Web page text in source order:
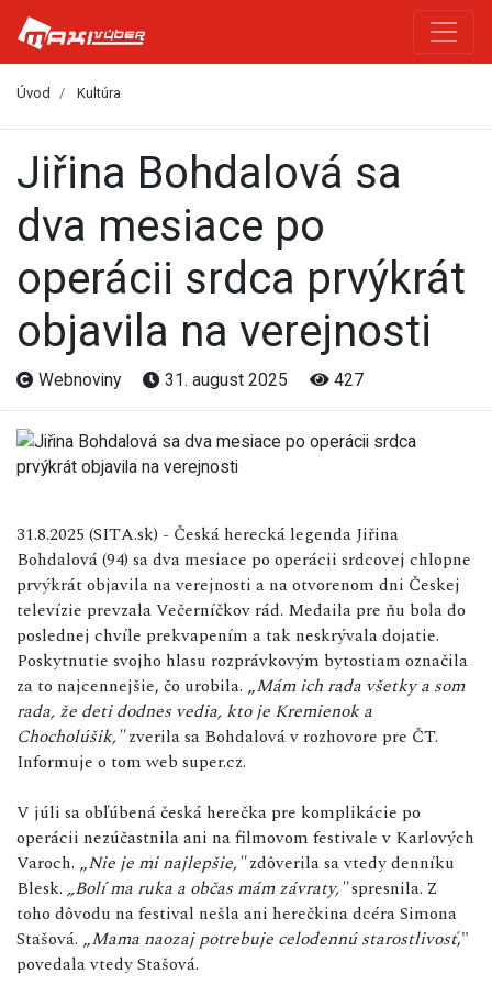
Úvod Kultúra
Jiřina Bohdalová sa
dva mesiace po
operácii srdca prvýkrát
objavila na verejnosti
Webnoviny 31. august 2025 427
31.8.2025 (SITA.sk) - Česká herecká legenda Jiřina
Bohdalová (94) sa dva mesiace po operácii srdcovej chlopne
prvýkrát objavila na verejnosti a na otvorenom dni Českej
televízie prevzala Večerníčkov rád. Medaila pre ňu bola do
poslednej chvíle prekvapením a tak neskrývala dojatie.
Poskytnutie svojho hlasu rozprávkovým bytostiam označila
za to najcennejšie, čo urobila. „Mám ich rada všetky a som
rada, že deti dodnes vedia, kto je Kremienok a
Chocholúšik,"zverila sa Bohdalová v rozhovore pre ČT.
Informuje o tom web super.cz.
V júli sa obľúbená česká herečka pre komplikácie po
operácii nezúčastnila ani na filmovom festivale v Karlových
Varoch. „Nie je mi najlepšie,"zdôverila sa vtedy denníku
Blesk. „Bolí ma ruka a občas mám závraty,"spresnila. Z
toho dôvodu na festival nešla ani herečkina dcéra Simona
Stašová. „Mama naozaj potrebuje celodennú starostlivosť,"
povedala vtedy Stašová.